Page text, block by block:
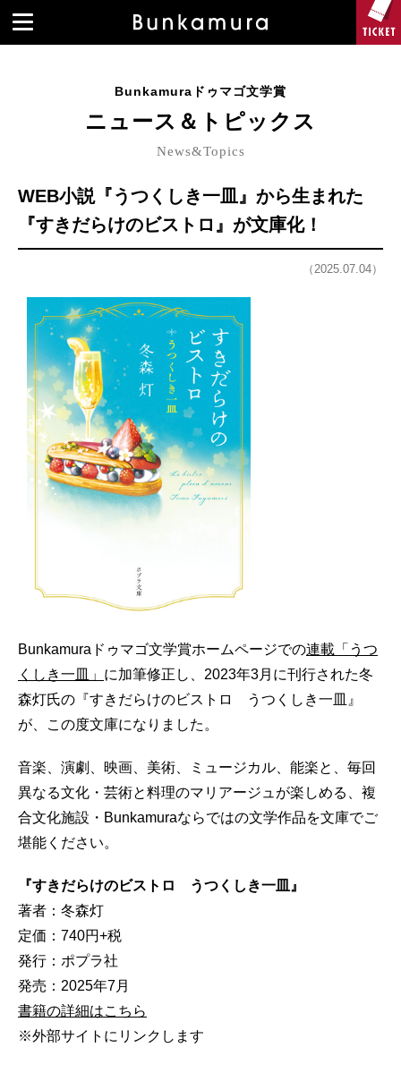
Bunkamuraドゥマゴ文学賞
ニュース＆トピックス
News&Topics
WEB小説『うつくしき一皿』から生まれた
『すきだらけのビストロ』が文庫化！
（2025.07.04）
Bunkamuraドゥマゴ文学賞ホームページでの連載「うつ
くしき一皿」 に加筆修正し、2023年3月に刊行された冬
森灯氏の『すきだらけのビストロ うつくしき一皿』
が、この度文庫になりました。
音楽、演劇、映画、美術、ミュージカル、能楽と、毎回
異なる文化・芸術と料理のマリアージュが楽しめる、複
合文化施設・Bunkamuraならではの文学作品を文庫でご
堪能ください。
『すきだらけのビストロ うつくしき一皿』
著者：冬森灯
定価：740円+税
発行：ポプラ社
発売：2025年7月
書籍の詳細はこちら
※外部サイトにリンクします